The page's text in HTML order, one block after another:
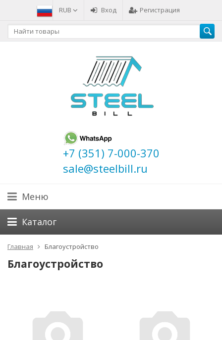
RUB Вход Регистрация
+7 (351) 7-000-370
sale@steelbill.ru
Меню
Каталог
Главная Благоустройство
Благоустройство